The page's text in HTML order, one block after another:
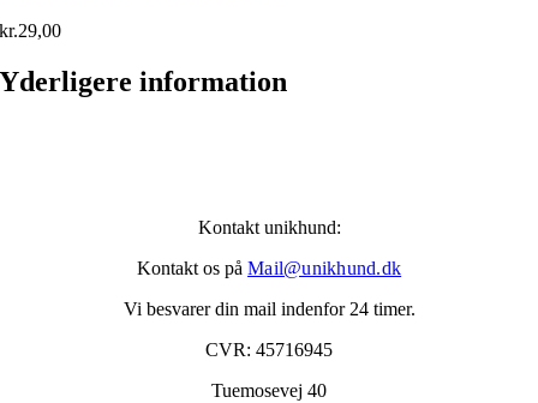
kr.29,00
Yderligere information
Kontakt unikhund:
Kontakt os på Mail@unikhund.dk
Vi besvarer din mail indenfor 24 timer.
CVR: 45716945
Tuemosevej 40